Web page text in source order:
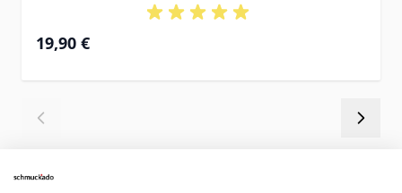
19,90 €